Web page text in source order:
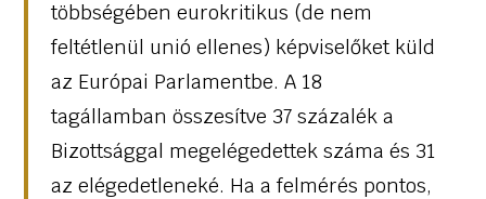
többségében eurokritikus (de nem
feltétlenül unió ellenes) képviselőket küld
az Európai Parlamentbe. A 18
tagállamban összesítve 37 százalék a
Bizottsággal megelégedettek száma és 31
az elégedetleneké. Ha a felmérés pontos,